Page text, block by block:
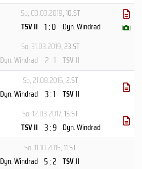
So, 03.03.2019, 10.ST
TSV II 1 : 0 Dyn. Windrad ( )
So, 31.03.2019, 23.ST
Dyn. Windrad
2 : 1 TSV II
So, 21.08.2016, 2.ST
Dyn. Windrad 3 : 1 TSV II
So, 12.03.2017, 15.ST
TSV II 3 : 9 Dyn. Windrad
So, 11.10.2015, 11.ST
Dyn. Windrad 5 : 2 TSV II